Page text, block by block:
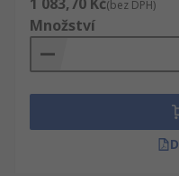
(bez DPH)
Množství